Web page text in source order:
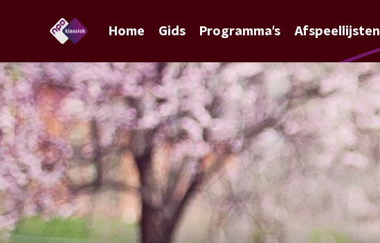
Home Gids Programma's Afspeellijsten